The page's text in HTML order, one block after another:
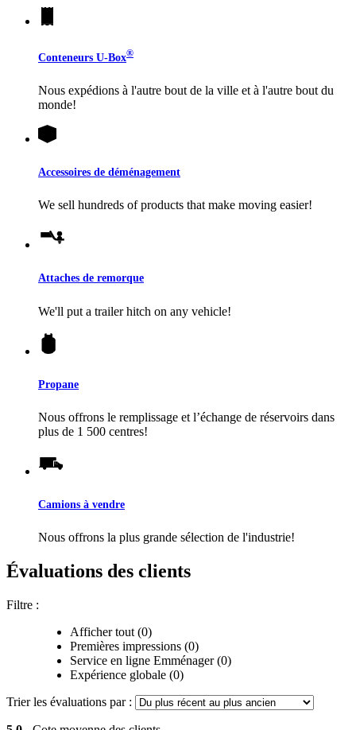
Conteneurs U-Box®
Nous expédions à l'autre bout de la ville et à l'autre bout du
monde!
Accessoires de déménagement
We sell hundreds of products that make moving easier!
Attaches de remorque
We'll put a trailer hitch on any vehicle!
Propane
Nous offrons le remplissage et l’échange de réservoirs dans
plus de 1 500 centres!
Camions à vendre
Nous offrons la plus grande sélection de l'industrie!
Évaluations des clients
Filtre :
Afficher tout (0)
Premières impressions (0)
Service en ligne Emménager (0)
Expérience globale (0)
Trier les évaluations par :